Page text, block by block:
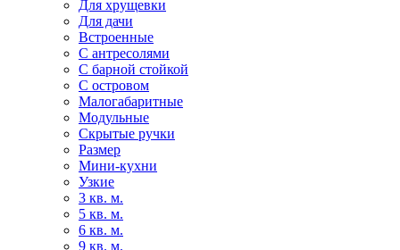
Для хрущевки
Для дачи
Встроенные
С антресолями
С барной стойкой
С островом
Малогабаритные
Модульные
Скрытые ручки
Размер
Мини-кухни
Узкие
3 кв. м.
5 кв. м.
6 кв. м.
9 кв. м.